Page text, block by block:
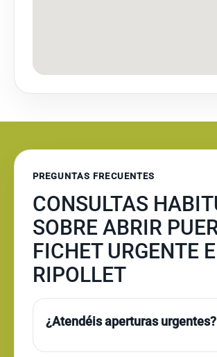
PREGUNTAS FRECUENTES
CONSULTAS
SOBRE ABRIR
FICHET URGENTE
RIPOLLET
¿Atendéis aperturas urgentes?